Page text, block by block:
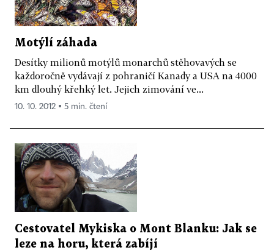
Motýlí záhada
Desítky milionů motýlů monarchů stěhovavých se
každoročně vydávají z pohraničí Kanady a USA na 4000
km dlouhý křehký let. Jejich zimování ve...
10. 10. 2012 ▪ 5 min. čtení
Cestovatel Mykiska o Mont Blanku: Jak se
leze na horu, která zabíjí